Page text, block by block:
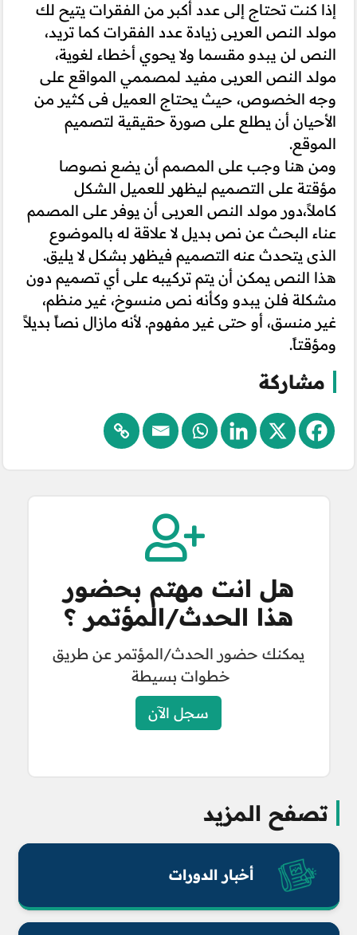
إذا كنت تحتاج إلى عدد أكبر من الفقرات يتيح لك
مولد النص العربى زيادة عدد الفقرات كما تريد،
النص لن يبدو مقسما ولا يحوي أخطاء لغوية،
مولد النص العربى مفيد لمصممي المواقع على
وجه الخصوص، حيث يحتاج العميل فى كثير من
الأحيان أن يطلع على صورة حقيقية لتصميم
الموقع.
ومن هنا وجب على المصمم أن يضع نصوصا
مؤقتة على التصميم ليظهر للعميل الشكل
كاملاً،دور مولد النص العربى أن يوفر على المصمم
عناء البحث عن نص بديل لا علاقة له بالموضوع
الذى يتحدث عنه التصميم فيظهر بشكل لا يليق.
هذا النص يمكن أن يتم تركيبه على أي تصميم دون
مشكلة فلن يبدو وكأنه نص منسوخ، غير منظم،
غير منسق، أو حتى غير مفهوم. لأنه مازال نصاً بديلاً
ومؤقتاً.
مشاركة
هل انت مهتم بحضور
هذا الحدث/المؤتمر ؟
يمكنك حضور الحدث/المؤتمر عن طريق
خطوات بسيطة
سجل الآن
تصفح المزيد
أخبار الدورات